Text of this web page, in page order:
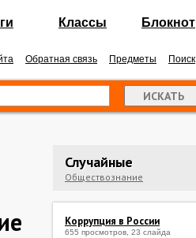
Классы Блокнот
Обратная связь Предметы Поиск
Случайные
Обществознание
Коррупция в России
655 просмотров, 23 слайда